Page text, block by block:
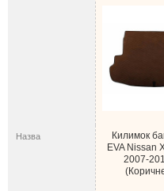
Назва
Килимок
EVA Nissan
2007-